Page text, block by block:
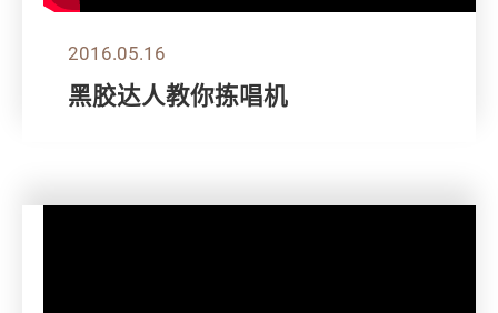
2016.05.16
黑胶达人教你拣唱机